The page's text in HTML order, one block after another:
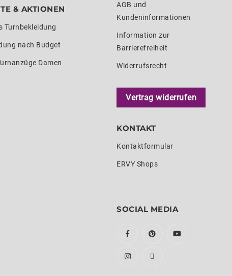
& AKTIONEN
Turnbekleidung
nach Budget
Damen
AGB und
Kundeninformationen
Information zur
Barrierefreiheit
Widerrufsrecht
Vertrag widerrufen
KONTAKT
Kontaktformular
ERVY Shops
SOCIAL MEDIA